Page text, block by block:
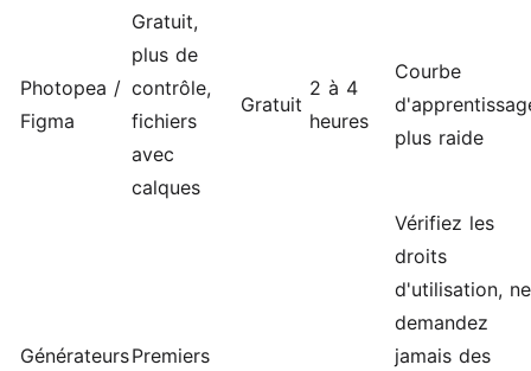
Photopea /
Figma
Gratuit,
plus de
contrôle,
fichiers
avec
calques
Gratuit
2 à 4
heures
Courbe
plus raide
GénérateursPremiers
Vérifiez les
droits
d'utilisation, ne
demandez
jamais des